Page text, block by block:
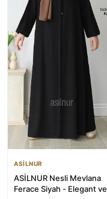
ASİLNUR
ASİLNUR Nesli Mevlana
Ferace Siyah - Elegant ve